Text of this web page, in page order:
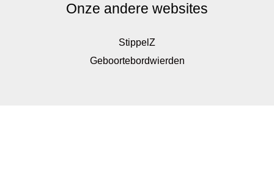
Onze andere websites
StippelZ
Geboortebordwierden